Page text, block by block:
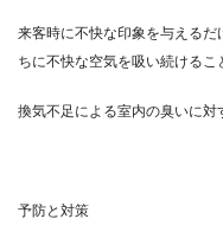
来客時に不快な印象を与えるだ
ちに不快な空気を吸い続けるこ
換気不足による室内の臭いに対
予防と対策